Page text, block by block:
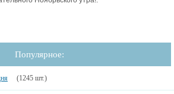
Популярное:
(1245 шт.)